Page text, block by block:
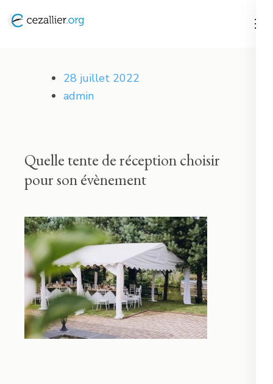
au
28 juillet 2022
admin
Quelle tente de réception choisir
pour son évènement